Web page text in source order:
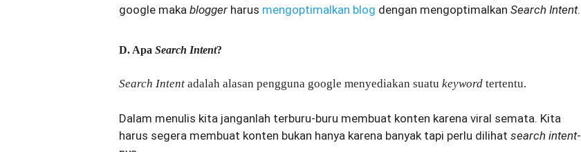
google maka blogger harus mengoptimalkan blog dengan mengoptimalkan Search Intent.
D. Apa Search Intent?
Search Intent adalah alasan pengguna google menyediakan suatu keyword tertentu.
Dalam menulis kita janganlah terburu-buru membuat konten karena viral semata. Kita
harus segera membuat konten bukan hanya karena banyak tapi perlu dilihat search intent-